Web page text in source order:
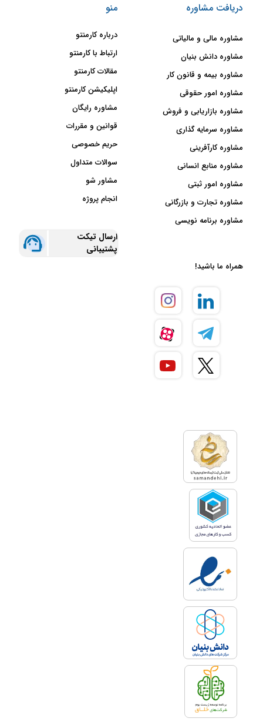
دریافت مشاوره
مشاوره مالی و مالیاتی
مشاوره دانش بنیان
مشاوره بیمه و قانون کار
مشاوره امور حقوقی
مشاوره بازاریابی و فروش
مشاوره سرمایه گذاری
مشاوره کارآفرینی
مشاوره منابع انسانی
مشاوره امور ثبتی
مشاوره تجارت و بازرگانی
مشاوره برنامه نویسی
منو
درباره کارمنتو
ارتباط با کارمنتو
مقالات کارمنتو
اپلیکیشن کارمنتو
مشاوره رایگان
قوانین و مقررات
حریم خصوصی
سوالات متداول
مشاور شو
انجام پروژه
ارسال تیکت
پشتیبانی
همراه ما باشید!